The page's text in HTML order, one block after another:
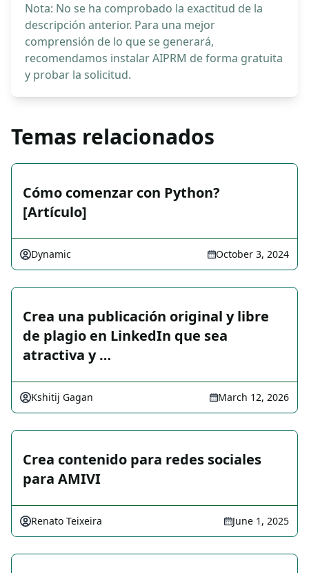
Nota: No se ha comprobado la exactitud de la
descripción anterior. Para una mejor
comprensión de lo que se generará,
recomendamos instalar AIPRM de forma gratuita
y probar la solicitud.
Temas relacionados
Cómo comenzar con Python?
[Artículo]
Dynamic October 3, 2024
Crea una publicación original y libre
de plagio en LinkedIn que sea
atractiva y …
Kshitij Gagan March 12, 2026
Crea contenido para redes sociales
para AMIVI
Renato Teixeira June 1, 2025